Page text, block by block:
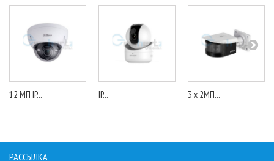
12 МП IP... IP... 3 x 2МП...
РАССЫЛКА